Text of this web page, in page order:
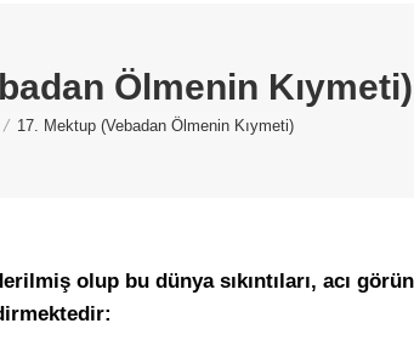
Ölmenin Kıymeti)
17. Mektup (Vebadan Ölmenin Kıymeti)
olup bu dünya sıkıntıları, acı